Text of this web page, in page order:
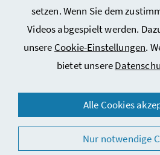
setzen. Wenn Sie dem
Videos abgespielt werden.
unsere Cookie-Einstellungen.
bietet unsere
Alle Cookies
Nur notwendige
© 2026 Bundesministerium für
Pflege und